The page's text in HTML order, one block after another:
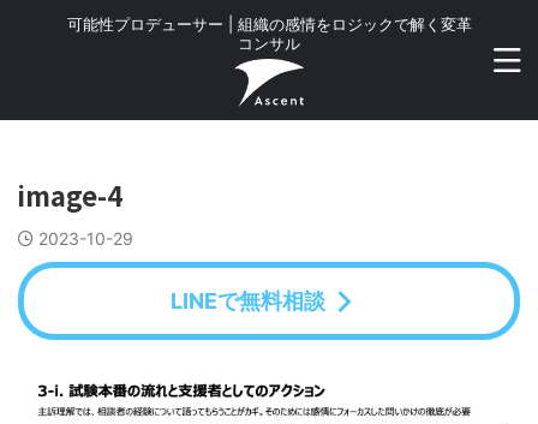
可能性プロデューサー | 組織の感情をロジックで解く変革
コンサル
image-4
2023-10-29
LINEで無料相談